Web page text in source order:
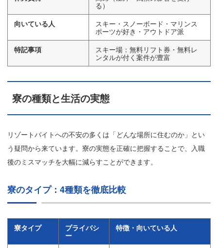
る）
向いている人
スキー・スノーボード・マリンス
ポーツが好き・アウトドア派
特記事項
スキー場：無料リフト券・無料レ
ンタルが付く案件が豊富
寮の種類と生活の実態
リゾートバイトへの不安の多くは「どんな場所に住むのか」とい
う疑問から来ています。寮の実態を正確に把握することで、入職
後のミスマッチを大幅に減らすことができます。
寮のタイプ：4種類を徹底比較
寮タイプ
プライバシ
ー
特徴・向いている人